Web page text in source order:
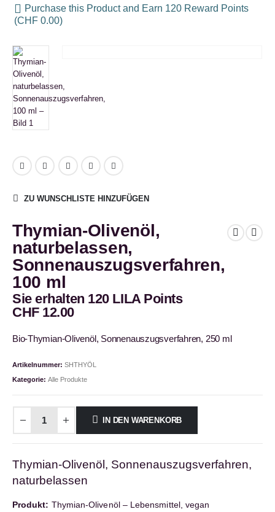
Purchase this Product and Earn 120 Reward Points
(CHF 0.00)
ZU WUNSCHLISTE HINZUFÜGEN
Thymian-Olivenöl,
naturbelassen,
Sonnenauszugsverfahren,
100 ml
Sie erhalten 120 LILA Points
CHF12.00
Bio-Thymian-Olivenöl, Sonnenauszugsverfahren, 250 ml
Artikelnummer: SHTHYÖL
Kategorie: Alle Produkte
IN DEN WARENKORB
Thymian-Olivenöl, Sonnenauszugsverfahren,
naturbelassen
Produkt: Thymian-Olivenöl – Lebensmittel, vegan